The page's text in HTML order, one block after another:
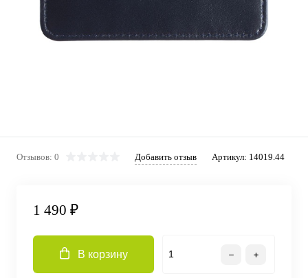
Отзывов: 0 Добавить отзыв Артикул: 14019.44
1 490 ₽
В корзину